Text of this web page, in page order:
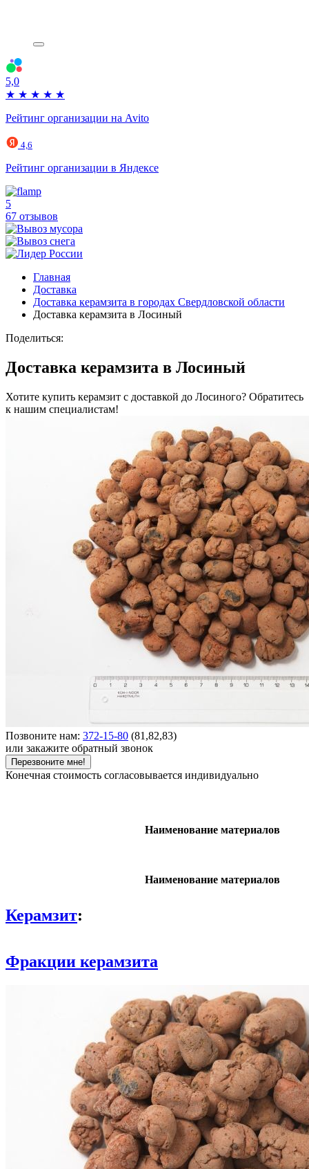
5,0
★ ★ ★ ★ ★
Рейтинг организации на Avito
4,6
Рейтинг организации в Яндексе
5
67 отзывов
Главная
Доставка
Доставка керамзита в городах Свердловской области
Доставка керамзита в Лосиный
Поделиться:
Доставка керамзита в Лосиный
Хотите купить керамзит с доставкой до Лосиного? Обратитесь
к нашим специалистам!
Позвоните нам: 372-15-80 (81,82,83)
или закажите обратный звонок
Перезвоните мне!
Конечная стоимость согласовывается индивидуально
Наименование материалов
Наименование материалов
Керамзит:
Фракции керамзита